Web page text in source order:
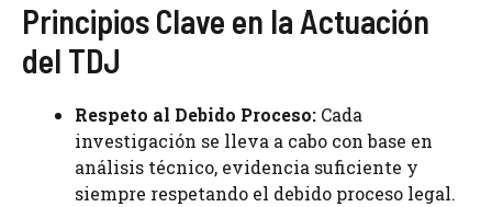
Principios Clave en la Actuación
del TDJ
Respeto al Debido Proceso: Cada
investigación se lleva a cabo con base en
análisis técnico, evidencia suficiente y
siempre respetando el debido proceso legal.